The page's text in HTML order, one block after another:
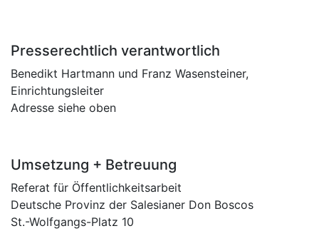
Presserechtlich verantwortlich
Benedikt Hartmann und Franz Wasensteiner,
Einrichtungsleiter
Adresse siehe oben
Umsetzung + Betreuung
Referat für Öffentlichkeitsarbeit
Deutsche Provinz der Salesianer Don Boscos
St.-Wolfgangs-Platz 10